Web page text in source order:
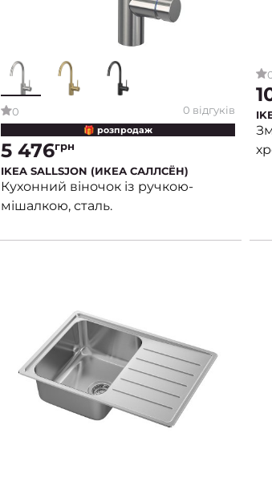
0 0 відгуків
🎁 розпродаж
5 476грн
IKEA SALLSJON (ИКЕА САЛЛСЁН)
Кухонний віночок із ручкою-
мішалкою, сталь.